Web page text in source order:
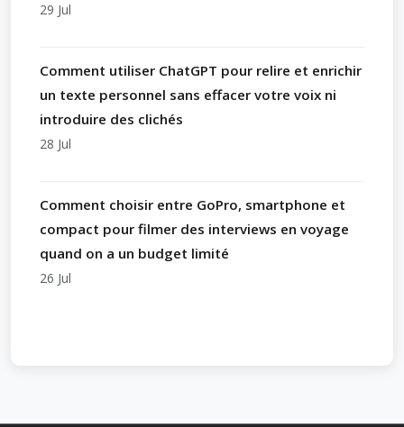
29 Jul
Comment utiliser ChatGPT pour relire et enrichir
un texte personnel sans effacer votre voix ni
introduire des clichés
28 Jul
Comment choisir entre GoPro, smartphone et
compact pour filmer des interviews en voyage
quand on a un budget limité
26 Jul